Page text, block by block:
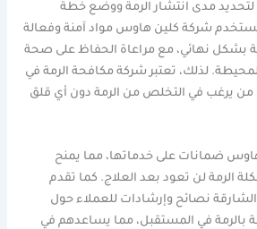
مدى انتشار الرمة ووضع خطة
شركة كلين هاوس مواد آمنة وفعالة
بشكل نهائي، مع مراعاة الحفاظ على صحة
لذلك، تعتبر شركة مكافحة الرمة في
من يرغب في التخلص من الرمة دون أي قلق
ضمانات على خدماتها، مما يمنح
الرمة لن تعود بعد العلاج. كما تقدم
نصائح وإرشادات للعملاء حول
بالرمة في المستقبل، مما يساعدهم في